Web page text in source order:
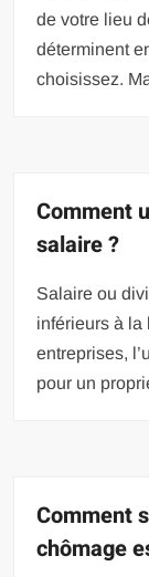
de votre lieu
déterminent
choisissez.
Comment
salaire ?
Salaire ou
inférieurs à la
entreprises,
pour un
Comment
chômage